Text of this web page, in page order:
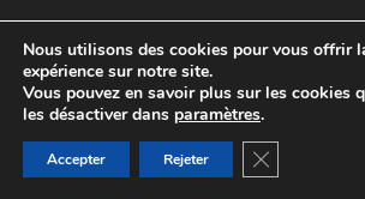
Politique de confidentialité
Nous utilisons des cookies pour vous offrir
expérience sur notre site.
Vous pouvez en savoir plus sur les cookies
les désactiver dans paramètres.
Accepter Rejeter Fermer la